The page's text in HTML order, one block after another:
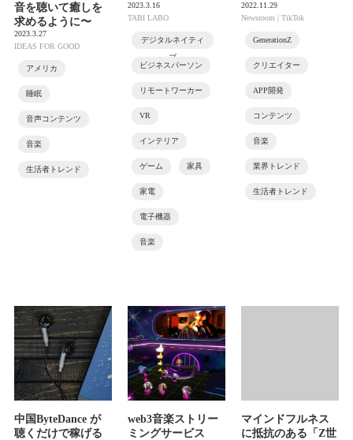
音を聴いて癒しを
求めるように〜
2023.3.27
IDEAS FOR GOOD
アメリカ
睡眠
音声コンテンツ
音楽
生活者トレンド
2023.3.16
TABI LABO
デジタルネイティ
ブ
ビジネスパーソン
リモートワーカー
VR
インテリア
ゲーム 家具
家電
電子機器
音楽
2022.11.29
Newsroom | TikTok
GenerationZ
クリエイター
APP開発
コンテンツ
音楽
業界トレンド
生活者トレンド
中国ByteDance が
聴くだけで稼げる
web3音楽ストリー
ミングサービス
マインドフルネス
に抵抗のある「Z世